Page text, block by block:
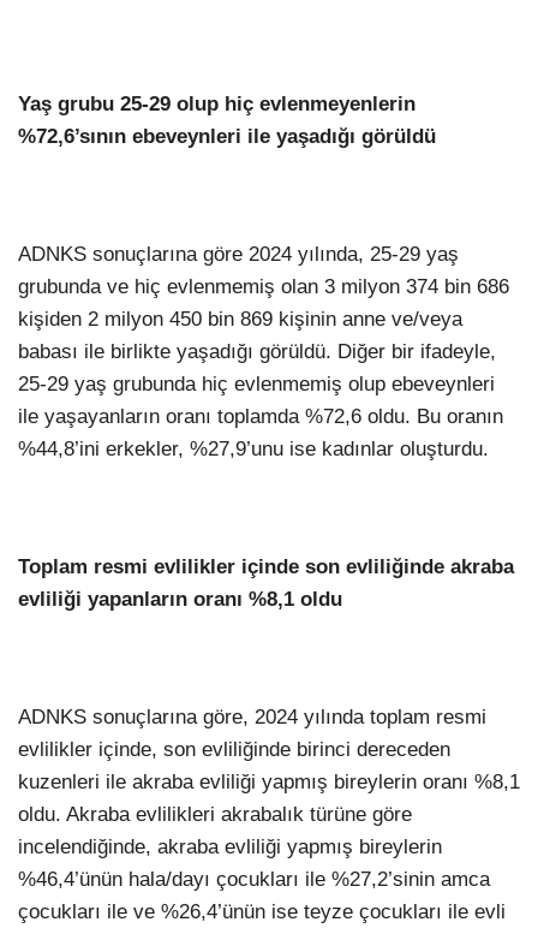
Yaş grubu 25-29 olup hiç evlenmeyenlerin
%72,6’sının ebeveynleri ile yaşadığı görüldü
ADNKS sonuçlarına göre 2024 yılında, 25-29 yaş
grubunda ve hiç evlenmemiş olan 3 milyon 374 bin 686
kişiden 2 milyon 450 bin 869 kişinin anne ve/veya
babası ile birlikte yaşadığı görüldü. Diğer bir ifadeyle,
25-29 yaş grubunda hiç evlenmemiş olup ebeveynleri
ile yaşayanların oranı toplamda %72,6 oldu. Bu oranın
%44,8’ini erkekler, %27,9’unu ise kadınlar oluşturdu.
Toplam resmi evlilikler içinde son evliliğinde akraba
evliliği yapanların oranı %8,1 oldu
ADNKS sonuçlarına göre, 2024 yılında toplam resmi
evlilikler içinde, son evliliğinde birinci dereceden
kuzenleri ile akraba evliliği yapmış bireylerin oranı %8,1
oldu. Akraba evlilikleri akrabalık türüne göre
incelendiğinde, akraba evliliği yapmış bireylerin
%46,4’ünün hala/dayı çocukları ile %27,2’sinin amca
çocukları ile ve %26,4’ünün ise teyze çocukları ile evli